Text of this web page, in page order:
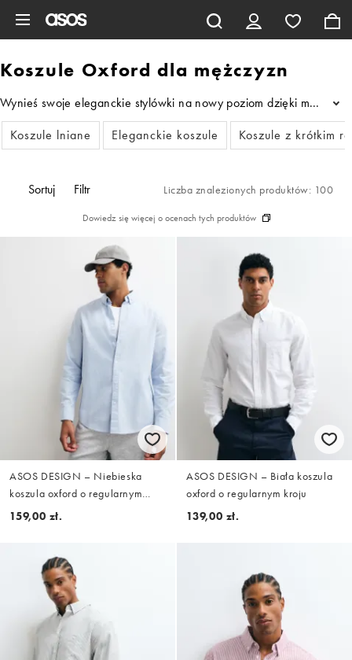
Koszule Oxford dla mężczyzn
Wynieś swoje eleganckie stylówki na nowy poziom dzięki męskim
...
Koszule lniane
Eleganckie koszule Koszule z krótkim
Sortuj Filtr Liczba znalezionych produktów: 100
Dowiedz się więcej o ocenach tych produktów
ASOS DESIGN – Niebieska
koszula oxford o regularnym
kroju z haftem na piersi
159,00 zł.
ASOS DESIGN – Biała koszula
oxford o regularnym kroju
139,00 zł.